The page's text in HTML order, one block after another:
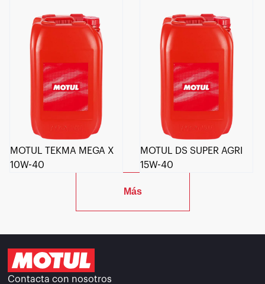
MOTUL TEKMA MEGA X
10W-40
MOTUL DS SUPER AGRI
15W-40
Más
Contacta con nosotros